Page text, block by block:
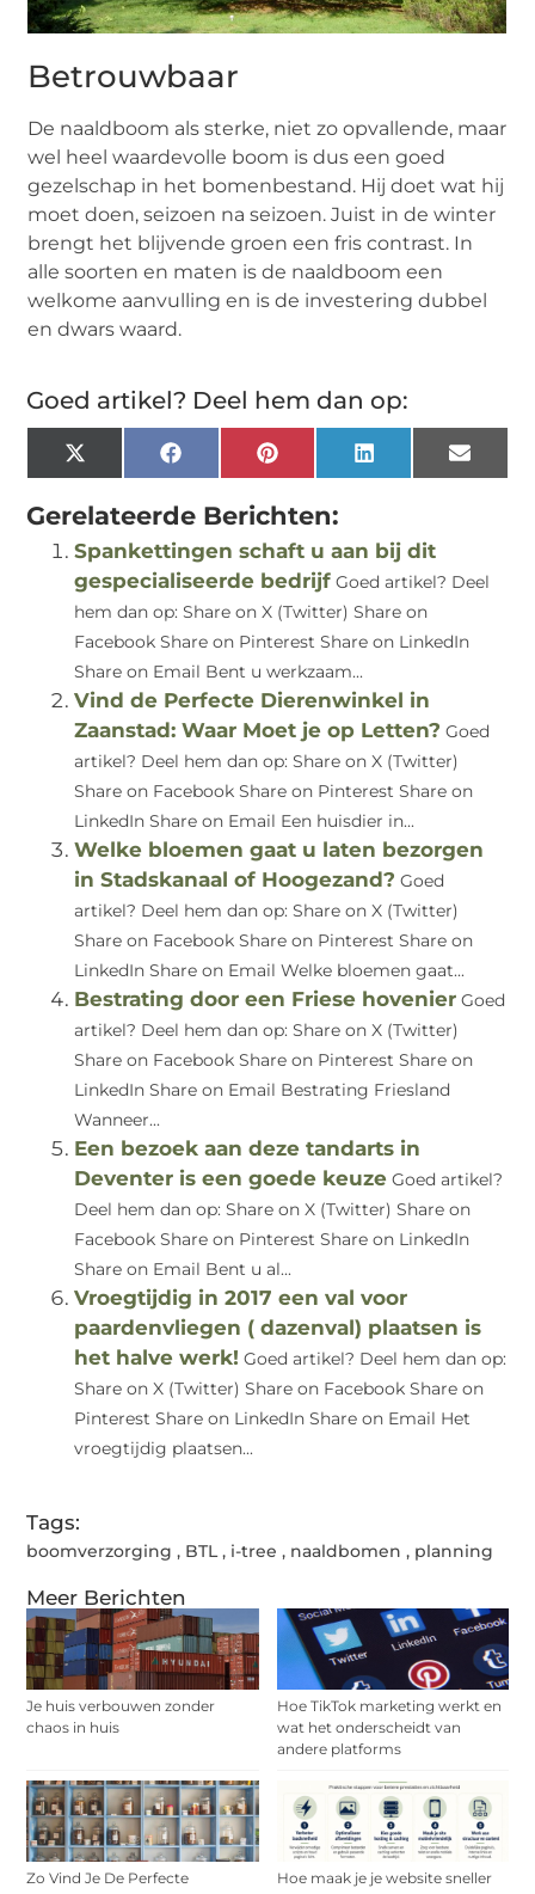
Meer Berichten
Je huis verbouwen zonder
chaos in huis
Hoe TikTok marketing werkt en
wat het onderscheidt van
andere platforms
Zo Vind Je De Perfecte
Hoe maak je je website sneller
Betrouwbaar
De naaldboom als sterke, niet zo opvallende, maar
wel heel waardevolle boom is dus een goed
gezelschap in het bomenbestand. Hij doet wat hij
moet doen, seizoen na seizoen. Juist in de winter
brengt het blijvende groen een fris contrast. In
alle soorten en maten is de naaldboom een
welkome aanvulling en is de investering dubbel
en dwars waard.
Goed artikel? Deel hem dan op:
X
(Twitter)
FacebookPinterestLinkedInEmail
Gerelateerde Berichten:
Spankettingen schaft u aan bij dit
gespecialiseerde bedrijf Goed artikel? Deel
hem dan op: Share on X (Twitter) Share on
Facebook Share on Pinterest Share on LinkedIn
Share on Email Bent u werkzaam...
Vind de Perfecte Dierenwinkel in
Zaanstad: Waar Moet je op Letten? Goed
artikel? Deel hem dan op: Share on X (Twitter)
Share on Facebook Share on Pinterest Share on
LinkedIn Share on Email Een huisdier in...
Welke bloemen gaat u laten bezorgen
in Stadskanaal of Hoogezand? Goed
artikel? Deel hem dan op: Share on X (Twitter)
Share on Facebook Share on Pinterest Share on
LinkedIn Share on Email Welke bloemen gaat...
Bestrating door een Friese hovenier Goed
artikel? Deel hem dan op: Share on X (Twitter)
Share on Facebook Share on Pinterest Share on
LinkedIn Share on Email Bestrating Friesland
Wanneer...
Een bezoek aan deze tandarts in
Deventer is een goede keuze Goed artikel?
Deel hem dan op: Share on X (Twitter) Share on
Facebook Share on Pinterest Share on LinkedIn
Share on Email Bent u al...
Vroegtijdig in 2017 een val voor
paardenvliegen ( dazenval) plaatsen is
het halve werk! Goed artikel? Deel hem dan op:
Share on X (Twitter) Share on Facebook Share on
Pinterest Share on LinkedIn Share on Email Het
vroegtijdig plaatsen...
Tags:
boomverzorging , BTL, i-tree , naaldbomen , planning